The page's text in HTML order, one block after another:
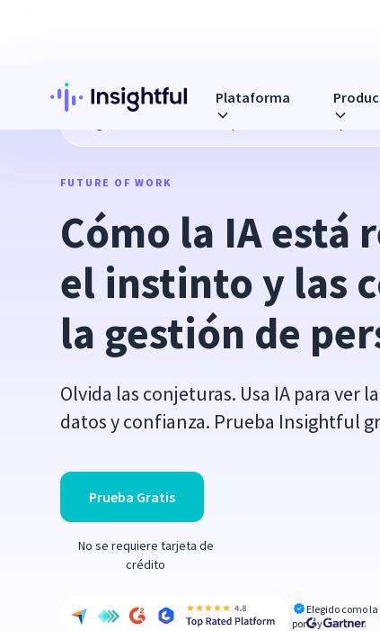
Plataforma
Cómo la IA está reemplazando el instinto y las
FUTURE OF WORK
Cómo la IA está
el instinto y las
la gestión de
Olvida las conjeturas. Usa IA para ver
datos y confianza. Prueba Insightful
Prueba Gratis
No se requiere tarjeta de
crédito
Elegido como
por
y